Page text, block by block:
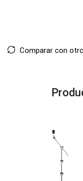
Comparar con